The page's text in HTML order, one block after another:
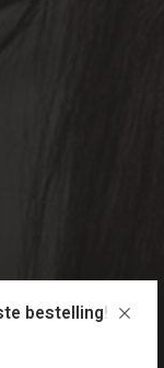
bestelling!